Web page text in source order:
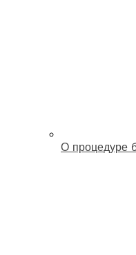
О процедуре